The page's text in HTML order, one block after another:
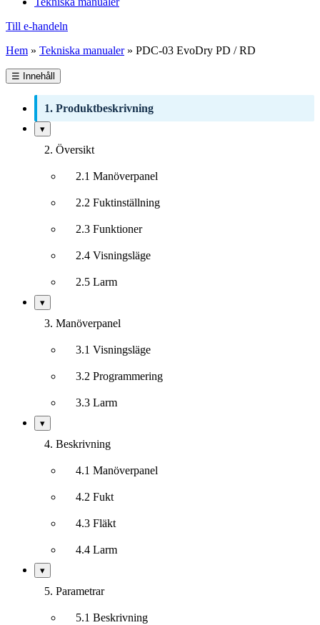
Till e-handeln
Hem » Tekniska manualer» PDC-03 EvoDry PD / RD
☰ Innehåll
1. Produktbeskrivning
▾Visa/dölj
undersektioner
2. Översikt
2.1 Manöverpanel
2.2 Fuktinställning
2.3 Funktioner
2.4 Visningsläge
2.5 Larm
▾Visa/dölj
undersektioner
3. Manöverpanel
3.1 Visningsläge
3.2 Programmering
3.3 Larm
▾Visa/dölj
undersektioner
4. Beskrivning
4.1 Manöverpanel
4.2 Fukt
4.3 Fläkt
4.4 Larm
▾Visa/dölj
undersektioner
5. Parametrar
5.1 Beskrivning